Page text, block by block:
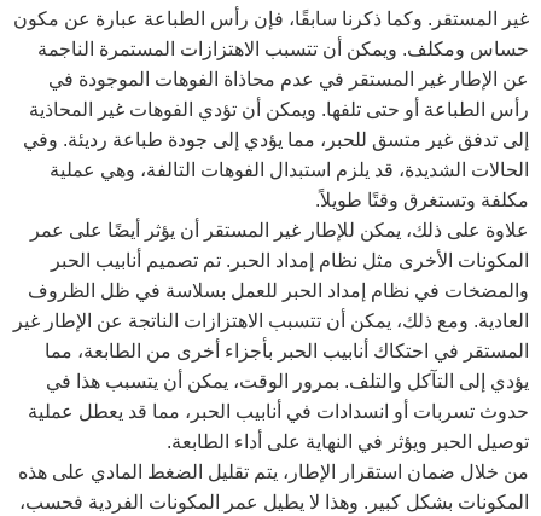
غير المستقر. وكما ذكرنا سابقًا، فإن رأس الطباعة عبارة عن مكون
حساس ومكلف. ويمكن أن تتسبب الاهتزازات المستمرة الناجمة
عن الإطار غير المستقر في عدم محاذاة الفوهات الموجودة في
رأس الطباعة أو حتى تلفها. ويمكن أن تؤدي الفوهات غير المحاذية
إلى تدفق غير متسق للحبر، مما يؤدي إلى جودة طباعة رديئة. وفي
الحالات الشديدة، قد يلزم استبدال الفوهات التالفة، وهي عملية
مكلفة وتستغرق وقتًا طويلاً.
علاوة على ذلك، يمكن للإطار غير المستقر أن يؤثر أيضًا على عمر
المكونات الأخرى مثل نظام إمداد الحبر. تم تصميم أنابيب الحبر
والمضخات في نظام إمداد الحبر للعمل بسلاسة في ظل الظروف
العادية. ومع ذلك، يمكن أن تتسبب الاهتزازات الناتجة عن الإطار غير
المستقر في احتكاك أنابيب الحبر بأجزاء أخرى من الطابعة، مما
يؤدي إلى التآكل والتلف. بمرور الوقت، يمكن أن يتسبب هذا في
حدوث تسربات أو انسدادات في أنابيب الحبر، مما قد يعطل عملية
توصيل الحبر ويؤثر في النهاية على أداء الطابعة.
من خلال ضمان استقرار الإطار، يتم تقليل الضغط المادي على هذه
المكونات بشكل كبير. وهذا لا يطيل عمر المكونات الفردية فحسب،